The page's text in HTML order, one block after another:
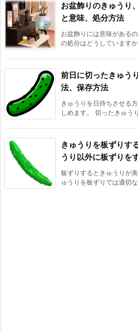
お盆飾りのきゅうり
と意味、処分方法
お盆飾りには意味がある
の処分はどうしています
前日に切ったきゅう
法、保存方法
きゅうりを日持ちさせる
しめます。 切ったきゅう
きゅうりを板ずりす
うり以外に板ずりを
板ずりするときゅうりが
ゅうりを板ずりでは適切